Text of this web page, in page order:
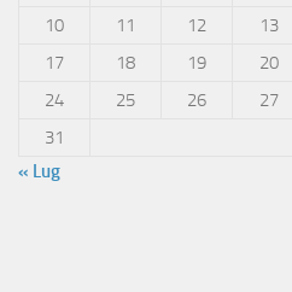
10
11 12 13
17
18 19 20
24
25 26 27
31
« Lug